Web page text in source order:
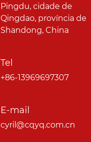
Pingdu, cidade de
Qingdao, província de
Shandong, China
Tel
+86-13969697307
E-mail
cyril@cqyq.com.cn